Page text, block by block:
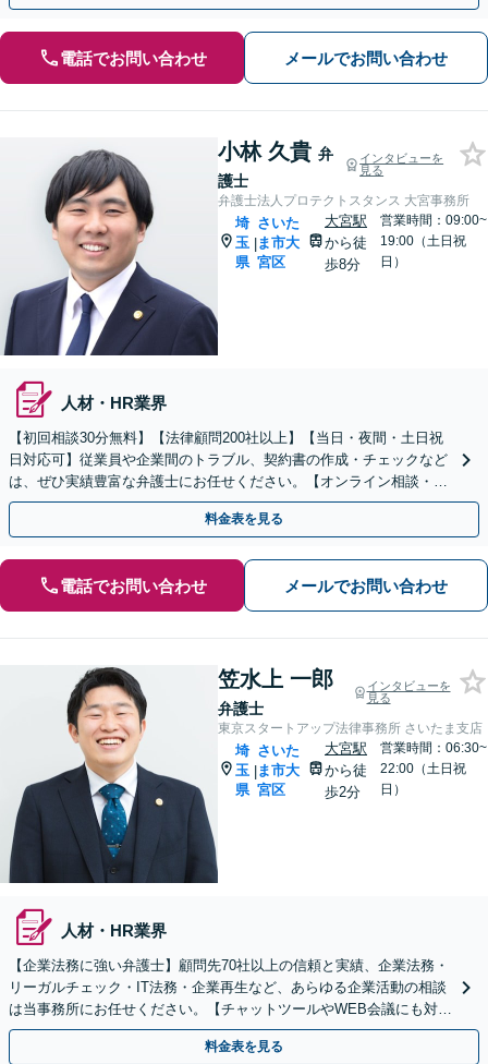
電話でお問い合わせ メールでお問い合わせ
小林 久貴 弁
護士
インタビューを
見る
弁護士法人プロテクトスタンス 大宮事務所
埼
玉
県
|
さいた
ま市大
宮区
大宮駅
から徒
歩8分
営業時間：09:00~
19:00（土日祝
日）
人材・HR業界
【初回相談30分無料】【法律顧問200社以上】【当日・夜間・土日祝
日対応可】従業員や企業間のトラブル、契約書の作成・チェックなど
は、ぜひ実績豊富な弁護士にお任せください。【オンライン相談・電
子契約に対応】
料金表を見る
電話でお問い合わせ メールでお問い合わせ
笠水上 一郎
弁護士
インタビューを
見る
東京スタートアップ法律事務所 さいたま支店
埼
玉
県
|
さいた
ま市大
宮区
大宮駅
から徒
歩2分
営業時間：06:30~
22:00（土日祝
日）
人材・HR業界
【企業法務に強い弁護士】顧問先70社以上の信頼と実績、企業法務・
リーガルチェック・IT法務・企業再生など、あらゆる企業活動の相談
は当事務所にお任せください。【チャットツールやWEB会議にも対
応】
料金表を見る